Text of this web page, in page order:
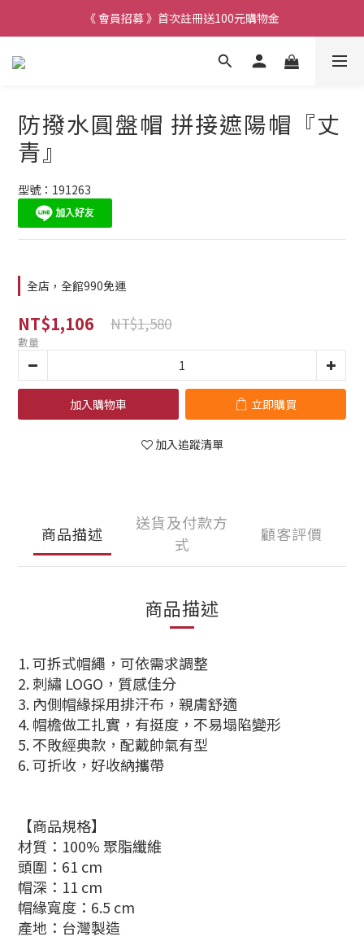
《 會員招募 》首次註冊送100元購物金
防撥水圓盤帽 拼接遮陽帽『丈
青』
型號：191263
全店，全館990免運
NT$1,106 NT$1,580
數量
加入購物車 立即購買
加入追蹤清單
商品描述
送貨及付款方
式
顧客評價
商品描述
1. 可拆式帽繩 ，可依需求調整
2.刺繡 LOGO，質感佳分
3. 內側帽緣採用排汗布，親膚舒適
4. 帽檐做工扎實，有挺度，不易塌陷變形
5. 不敗經典款，配戴帥氣有型
6. 可折收，好收納攜帶
【商品規格】
材質：100% 聚脂纖維
頭圍：61 cm
帽深：11 cm
帽緣寬度：6.5 cm
產地：台灣製造